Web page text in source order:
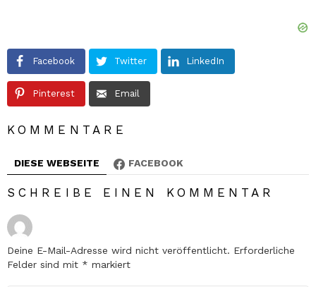
Facebook Twitter LinkedIn
Pinterest Email
KOMMENTARE
DIESE WEBSEITE FACEBOOK
SCHREIBE EINEN KOMMENTAR
Deine E-Mail-Adresse wird nicht veröffentlicht. Erforderliche
Felder sind mit * markiert